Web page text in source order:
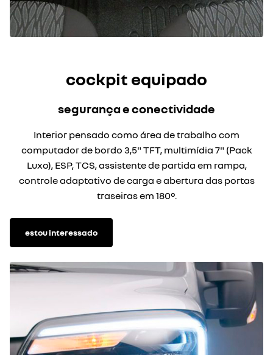
cockpit equipado
segurança e conectividade
Interior pensado como área de trabalho com
computador de bordo 3,5" TFT, multimídia 7" (Pack
Luxo), ESP, TCS, assistente de partida em rampa,
controle adaptativo de carga e abertura das portas
traseiras em 180°.
estou interessado